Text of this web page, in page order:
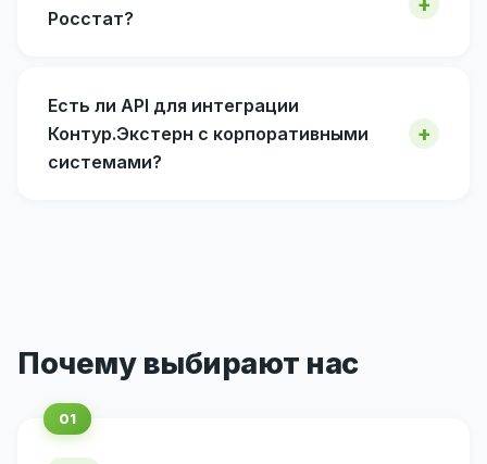
Росстат?
Есть ли API для интеграции
Контур.Экстерн с корпоративными
системами?
Почему выбирают нас